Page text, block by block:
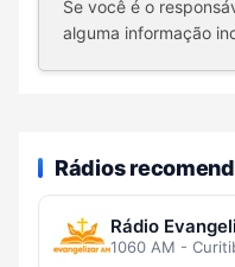
Se você é o
alguma informação
Rádios
Rádio
1060 AM -